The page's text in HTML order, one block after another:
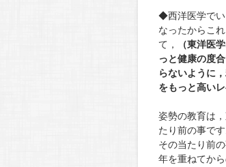
◆西洋医学でい
なったからこ
て，
（東洋医
っと健康の度
らないように
をもっと高い
姿勢の教育は
たり前の事です
その当たり前
年を重ねてか